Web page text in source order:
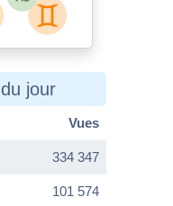
jour
Vues
334 347
101 574